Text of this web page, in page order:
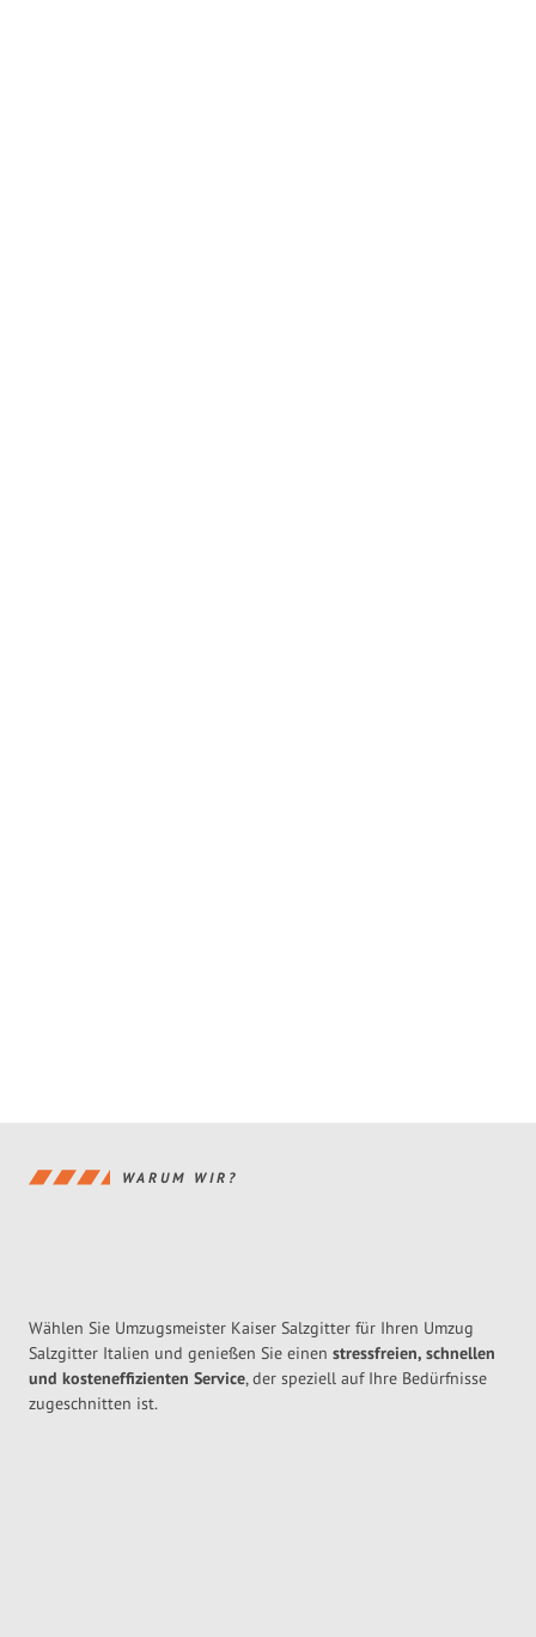
WARUM WIR?
Wählen Sie Umzugsmeister Kaiser Salzgitter für Ihren Umzug
Salzgitter Italien und genießen Sie einen stressfreien, schnellen
und kosteneffizienten Service, der speziell auf Ihre Bedürfnisse
zugeschnitten ist.